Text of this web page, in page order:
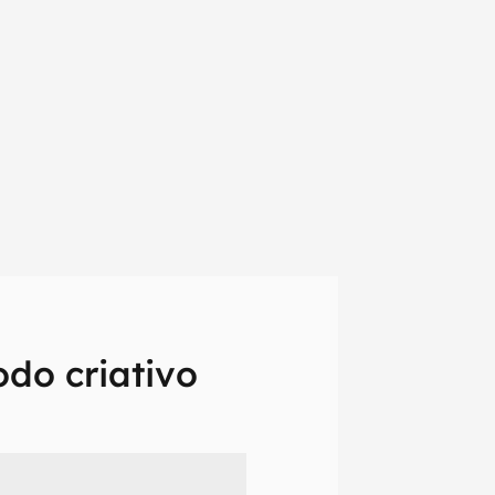
criativo
primeira